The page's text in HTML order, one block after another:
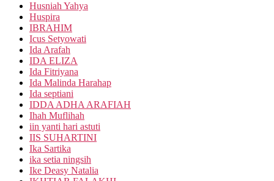
Husniah Yahya
Huspira
IBRAHIM
Icus Setyowati
Ida Arafah
IDA ELIZA
Ida Fitriyana
Ida Malinda Harahap
Ida septiani
IDDA ADHA ARAFIAH
Ihah Muflihah
iin yanti hari astuti
IIS SUHARTINI
Ika Sartika
ika setia ningsih
Ike Deasy Natalia